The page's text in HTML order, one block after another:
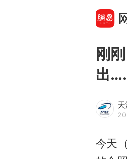
刚
出
天
今天